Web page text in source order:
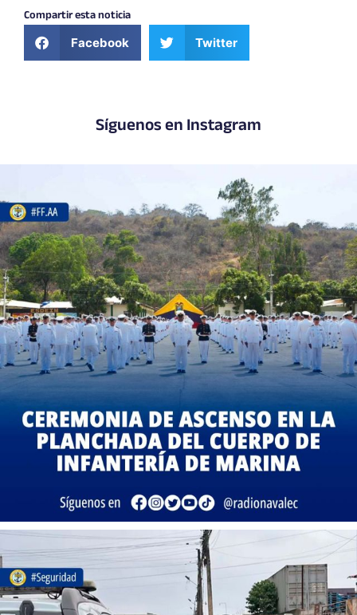
Compartir esta noticia
Facebook Twitter
Síguenos en Instagram